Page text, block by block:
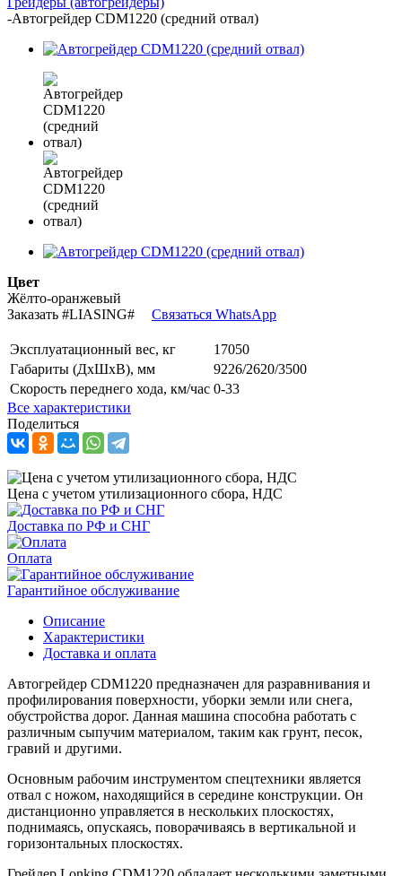
-Автогрейдер CDM1220 (средний отвал)
Цвет
Жёлто-оранжевый
Заказать #LIASING# Связаться WhatsApp
Эксплуатационный вес, кг
17050
Габариты (ДхШхВ), мм
9226/2620/3500
Скорость переднего хода, км/час 0-33
Все характеристики
Поделиться
Цена с учетом утилизационного сбора, НДС
Доставка по РФ и СНГ
Оплата
Гарантийное обслуживание
Описание
Характеристики
Доставка и оплата
Автогрейдер CDM1220 предназначен для разравнивания и
профилирования поверхности, уборки земли или снега,
обустройства дорог. Данная машина способна работать с
различным сыпучим материалом, таким как грунт, песок,
гравий и другими.
Основным рабочим инструментом спецтехники является
отвал с ножом, находящийся в середине конструкции. Он
дистанционно управляется в нескольких плоскостях,
поднимаясь, опускаясь, поворачиваясь в вертикальной и
горизонтальных плоскостях.